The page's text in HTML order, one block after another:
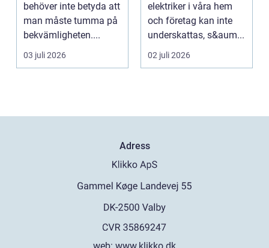
behöver inte betyda att
man måste tumma på
bekvämligheten....
03 juli 2026
elektriker i våra hem
och företag kan inte
underskattas, s&aum...
02 juli 2026
Adress